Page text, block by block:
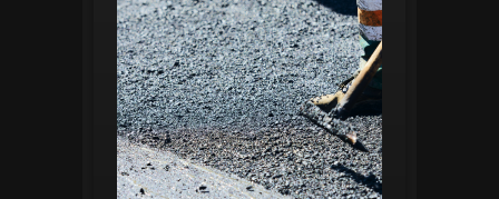
sistema permite registrar condições dos
pavimentos, identificar áreas críticas e
planejar ações de manutenção preventiva
e corretiva. Com o auxílio do
geoprocessamento, é possível gerar
mapas detalhados que facilitam a
priorização de intervenções, otimizando
recursos e assegurando maior
durabilidade das vias. Relatórios
personalizáveis garantem transparência e
suporte na tomada de decisões
estratégicas.